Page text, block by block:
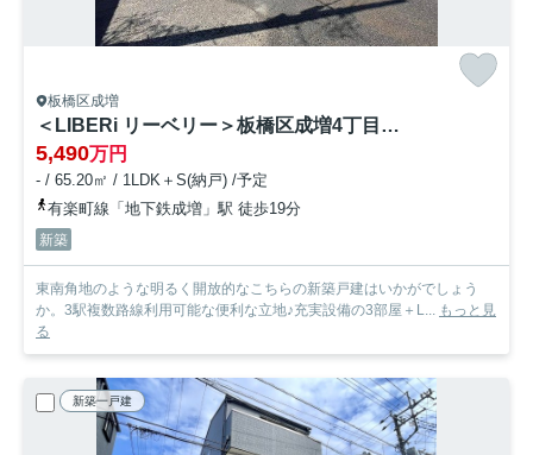
板橋区成増
＜LIBERi リーベリー＞板橋区成増4丁目 東南角地風 新築戸建限定1棟
5,490万円
- / 65.20㎡ / 1LDK＋S(納戸) /予定
有楽町線「地下鉄成増」駅 徒歩19分
新築
東南角地のような明るく開放的なこちらの新築戸建はいかがでしょう
か。3駅複数路線利用可能な便利な立地♪充実設備の3部屋＋L... もっと見
る
新築一戸建